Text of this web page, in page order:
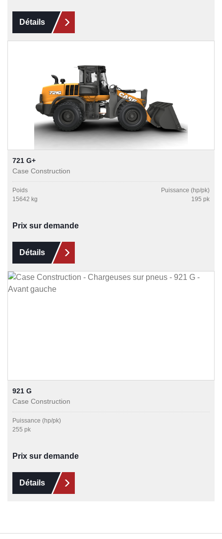
Détails
721 G+
Case Construction
Poids
15642 kg
Puissance (hp/pk)
195 pk
Prix sur demande
Détails
921 G
Case Construction
Puissance (hp/pk)
255 pk
Prix sur demande
Détails